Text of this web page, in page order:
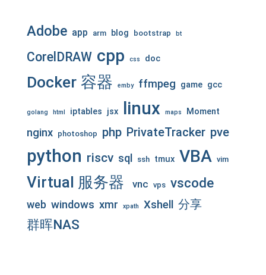
Adobe app arm blog bootstrap bt
CorelDRAW cpp css doc
Docker 容器 emby ffmpeg game gcc
golang html iptables jsx linux maps Moment
nginx photoshop php PrivateTracker pve
python riscv sql ssh tmux VBA vim
Virtual 服务器 vnc vps vscode
web windows xmr xpath Xshell 分享
群晖NAS